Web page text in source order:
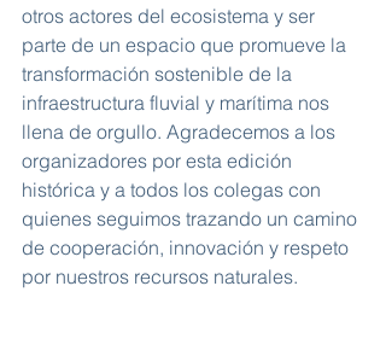
otros actores del ecosistema y ser
parte de un espacio que promueve la
transformación sostenible de la
infraestructura fluvial y marítima nos
llena de orgullo. Agradecemos a los
organizadores por esta edición
histórica y a todos los colegas con
quienes seguimos trazando un camino
de cooperación, innovación y respeto
por nuestros recursos naturales.